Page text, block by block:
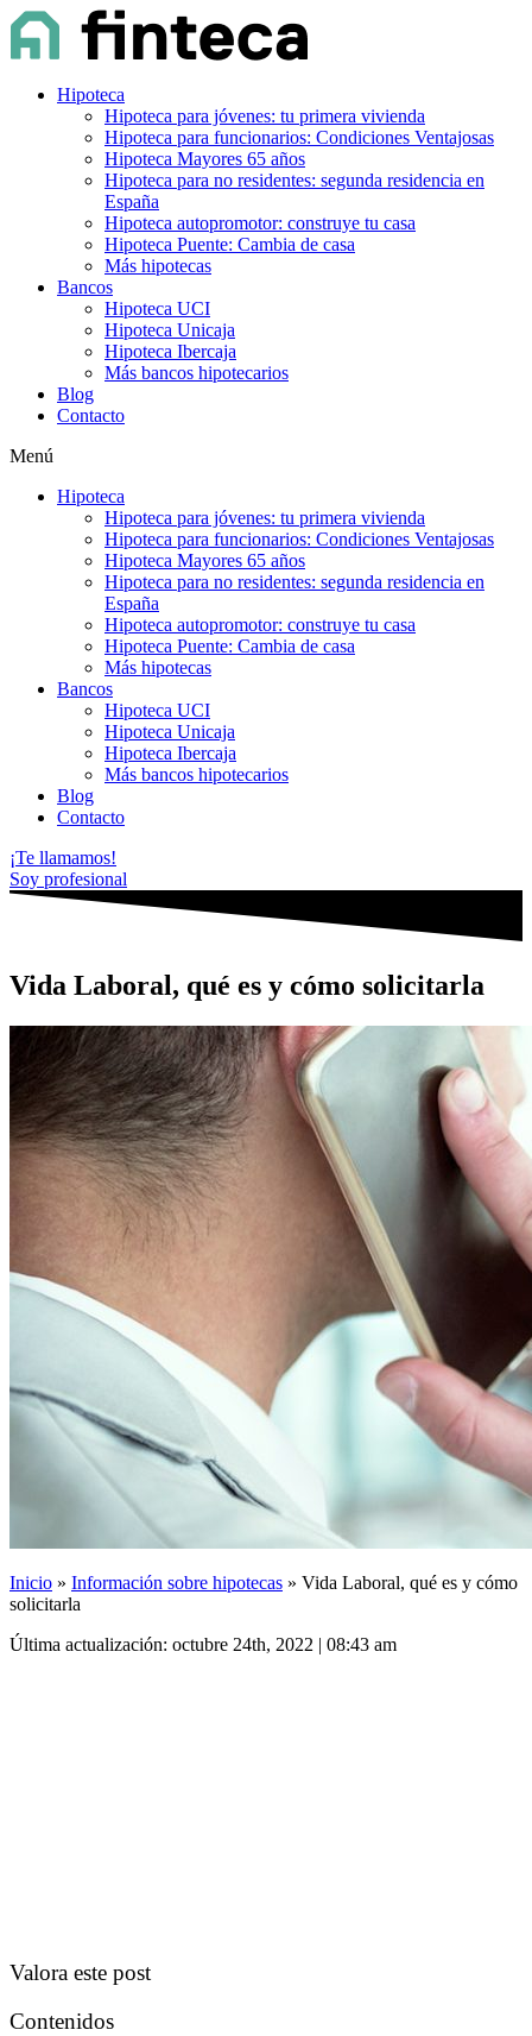
Hipoteca
Hipoteca para jóvenes: tu primera vivienda
Hipoteca para funcionarios: Condiciones Ventajosas
Hipoteca Mayores 65 años
Hipoteca para no residentes: segunda residencia en
España
Hipoteca autopromotor: construye tu casa
Hipoteca Puente: Cambia de casa
Más hipotecas
Bancos
Hipoteca UCI
Hipoteca Unicaja
Hipoteca Ibercaja
Más bancos hipotecarios
Blog
Contacto
Menú
Hipoteca
Hipoteca para jóvenes: tu primera vivienda
Hipoteca para funcionarios: Condiciones Ventajosas
Hipoteca Mayores 65 años
Hipoteca para no residentes: segunda residencia en
España
Hipoteca autopromotor: construye tu casa
Hipoteca Puente: Cambia de casa
Más hipotecas
Bancos
Hipoteca UCI
Hipoteca Unicaja
Hipoteca Ibercaja
Más bancos hipotecarios
Blog
Contacto
¡Te llamamos!
Soy profesional
Vida Laboral, qué es y cómo solicitarla
Inicio » Información sobre hipotecas » Vida Laboral, qué es y cómo
solicitarla
Última actualización: octubre 24th, 2022 | 08:43 am
Valora este post
Contenidos